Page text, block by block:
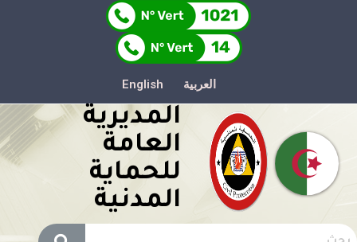
العربية English
المديرية
العامة
للحماية
المدنية